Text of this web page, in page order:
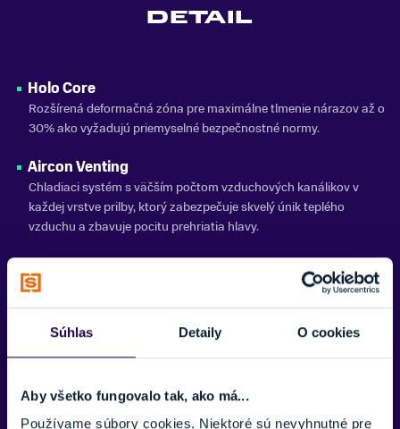
Súhlas Detaily O cookies
Aby všetko fungovalo tak, ako má...
Používame súbory cookies. Niektoré sú nevyhnutné pre
DETAIL
Holo Core
Rozšírená deformačná zóna pre maximálne tlmenie nárazov až o
30% ako vyžadujú priemyselné bezpečnostné normy.
Aircon Venting
Chladiaci systém s väčším počtom vzduchových kanálikov v
každej vrstve prilby, ktorý zabezpečuje skvelý únik teplého
vzduchu a zbavuje pocitu prehriatia hlavy.
je výškovo nastavitelný a umožňuje Vám dokonale nastaviť prilbu
podla tvaru a velkosti Vašej hlavy.
Vložka
Washable Skimo Liner, 3M™ X-Static Lining
AMID
Vypchávky z dvojitého penového materiálu ponúkajú zvýšenú